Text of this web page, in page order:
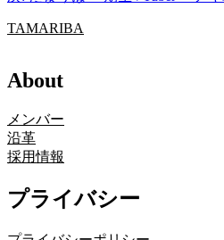
TAMARIBA
About
メンバー
沿革
採用情報
プライバシー